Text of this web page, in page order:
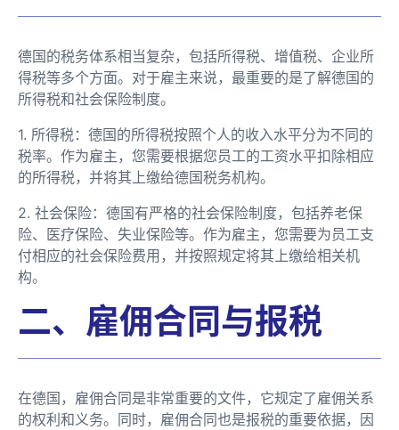
德国的税务体系相当复杂，包括所得税、增值税、企业所
得税等多个方面。对于雇主来说，最重要的是了解德国的
所得税和社会保险制度。
1. 所得税：德国的所得税按照个人的收入水平分为不同的
税率。作为雇主，您需要根据您员工的工资水平扣除相应
的所得税，并将其上缴给德国税务机构。
2. 社会保险：德国有严格的社会保险制度，包括养老保
险、医疗保险、失业保险等。作为雇主，您需要为员工支
付相应的社会保险费用，并按照规定将其上缴给相关机
构。
二、雇佣合同与报税
在德国，雇佣合同是非常重要的文件，它规定了雇佣关系
的权利和义务。同时，雇佣合同也是报税的重要依据，因